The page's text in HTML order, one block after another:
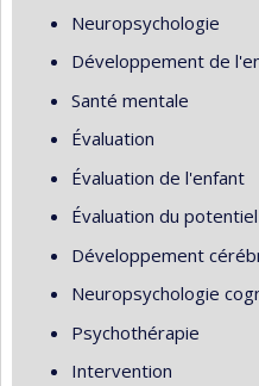
Neuropsychologie
Développement de
Santé mentale
Évaluation
Évaluation de l'enfant
Évaluation du
Développement
Neuropsychologie
Psychothérapie
Intervention